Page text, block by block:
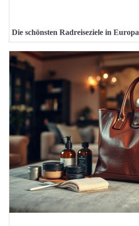
Die schönsten Radreiseziele in Europa